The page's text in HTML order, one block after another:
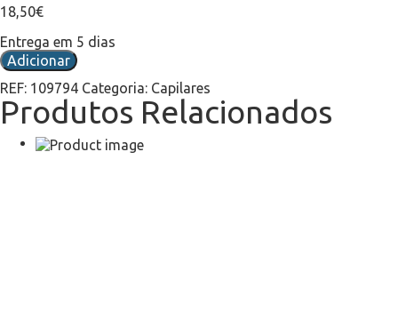
18,50€
Entrega em 5 dias
Adicionar
REF: 109794 Categoria: Capilares
Produtos Relacionados